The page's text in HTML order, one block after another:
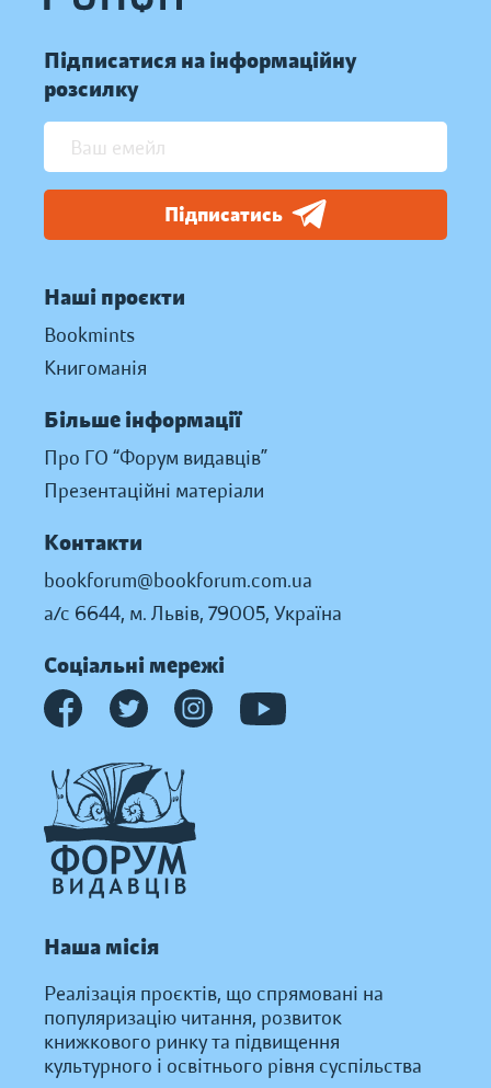
Підписатися на інформаційну
розсилку
Підписатись
Наші проєкти
Bookmints
Книгоманія
Більше інформації
Про ГО “Форум видавців”
Презентаційні матеріали
Контакти
bookforum@bookforum.com.ua
а/с 6644, м. Львів, 79005, Україна
Соціальні мережі
Наша місія
Реалізація проєктів, що спрямовані на
популяризацію читання, розвиток
книжкового ринку та підвищення
культурного і освітнього рівня суспільства